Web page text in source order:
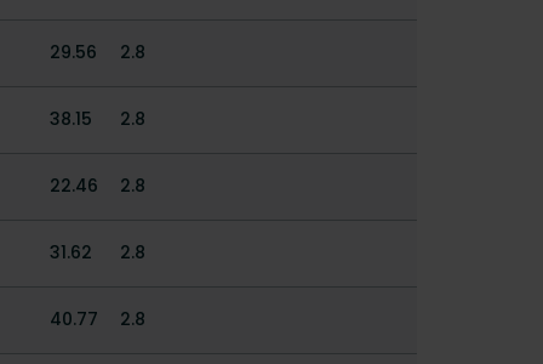
29.56 2.8
38.15 2.8
22.46 2.8
31.62 2.8
40.77 2.8